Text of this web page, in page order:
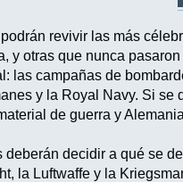
revivir las más
y otras que nunca
las campañas de
y la Royal Navy. Si
de guerra y
deberán decidir a qué se
la Luftwaffe y la